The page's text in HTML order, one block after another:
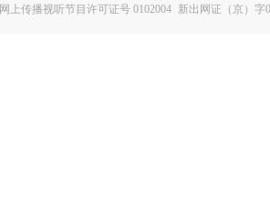
网上传播视听节目许可证号 0102004 新出网证（京）